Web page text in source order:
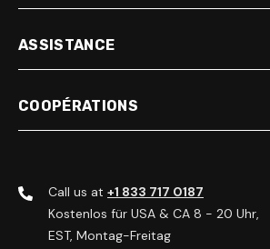
ASSISTANCE
COOPÉRATIONS
Call us at +1 833 717 0187
Kostenlos für USA & CA 8 - 20 Uhr,
EST, Montag-Freitag